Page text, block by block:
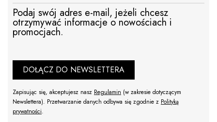
Podaj swój adres e-mail, jeżeli chcesz
otrzymywać informacje o nowościach i
promocjach.
DOŁĄCZ DO NEWSLETTERA
Zapisując się, akceptujesz nasz Regulamin (w zakresie dotyczącym
Newslettera). Przetwarzanie danych odbywa się zgodnie z Polityką
prywatności.